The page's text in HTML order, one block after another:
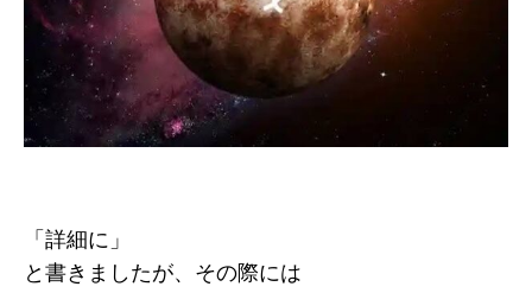
「詳細に」
と書きましたが、その際には